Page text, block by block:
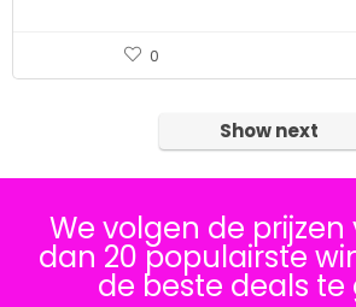
0
Show next
We volgen de
dan 20 populairste
de beste deals te